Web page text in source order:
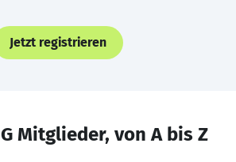
Jetzt registrieren
Mitglieder, von A bis Z